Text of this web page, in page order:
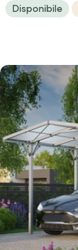
Disponibile